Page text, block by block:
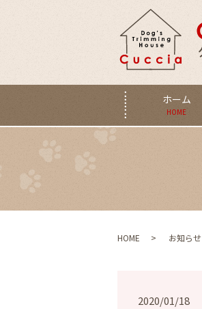
ホーム
HOME
HOME お知らせ
2020/01/18